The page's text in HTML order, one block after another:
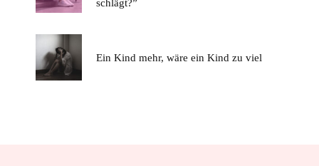
schlägt?”
Ein Kind mehr, wäre ein Kind zu viel